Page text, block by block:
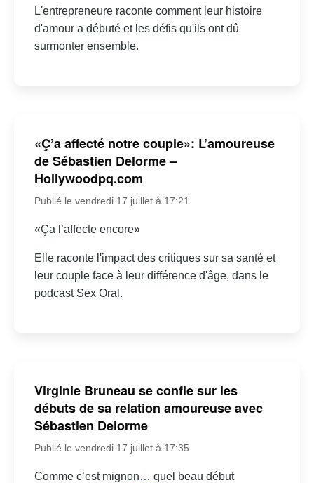
L'entrepreneure raconte comment leur histoire
d'amour a débuté et les défis qu'ils ont dû
surmonter ensemble.
«Ç’a affecté notre couple»: L’amoureuse
de Sébastien Delorme –
Hollywoodpq.com
Publié le vendredi 17 juillet à 17:21
«Ça l’affecte encore»
Elle raconte l'impact des critiques sur sa santé et
leur couple face à leur différence d'âge, dans le
podcast Sex Oral.
Virginie Bruneau se confie sur les
débuts de sa relation amoureuse avec
Sébastien Delorme
Publié le vendredi 17 juillet à 17:35
Comme c’est mignon… quel beau début